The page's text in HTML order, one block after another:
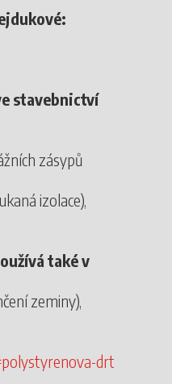
stavebnictví
zásypů
izolace),
také v
zeminy),
drt